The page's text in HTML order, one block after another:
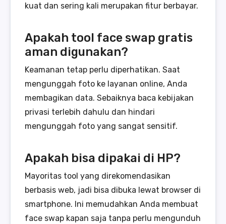
kuat dan sering kali merupakan fitur berbayar.
Apakah tool face swap gratis
aman digunakan?
Keamanan tetap perlu diperhatikan. Saat
mengunggah foto ke layanan online, Anda
membagikan data. Sebaiknya baca kebijakan
privasi terlebih dahulu dan hindari
mengunggah foto yang sangat sensitif.
Apakah bisa dipakai di HP?
Mayoritas tool yang direkomendasikan
berbasis web, jadi bisa dibuka lewat browser di
smartphone. Ini memudahkan Anda membuat
face swap kapan saja tanpa perlu mengunduh